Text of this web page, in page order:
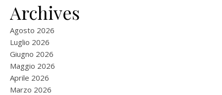
Archives
Agosto 2026
Luglio 2026
Giugno 2026
Maggio 2026
Aprile 2026
Marzo 2026